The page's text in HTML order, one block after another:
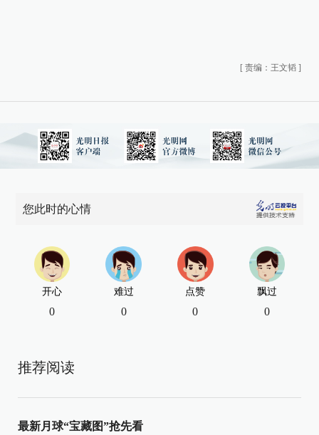
[ 责编：王文韬 ]
您此时的心情
开心
0
难过
0
点赞
0
飘过
0
推荐阅读
最新月球“宝藏图”抢先看